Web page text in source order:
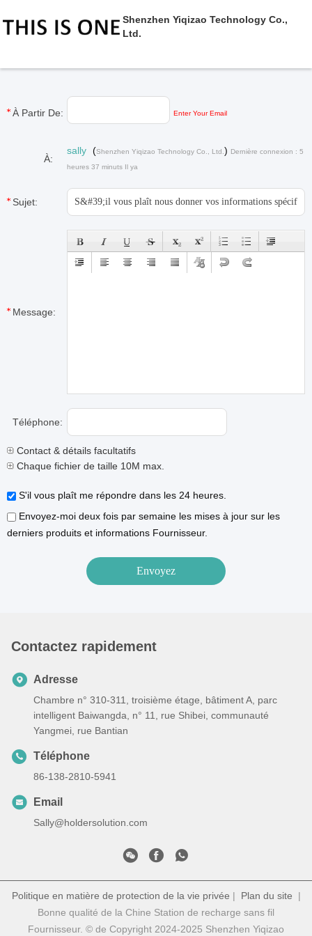
Shenzhen Yiqizao Technology Co.,
Ltd.
À Partir De: Enter Your Email
À:
sally (Shenzhen Yiqizao Technology Co., Ltd. ) Dernière connexion : 5
heures 37 minuts Il ya
Sujet:
Message:
Téléphone:
Contact & détails facultatifs
Chaque fichier de taille 10M max.
S'il vous plaît me répondre dans les 24 heures.
Envoyez-moi deux fois par semaine les mises à jour sur les
derniers produits et informations Fournisseur.
Contactez rapidement
Adresse
Chambre n° 310-311, troisième étage, bâtiment A, parc
intelligent Baiwangda, n° 11, rue Shibei, communauté
Yangmei, rue Bantian
Téléphone
86-138-2810-5941
Email
Sally@holdersolution.com
Politique en matière de protection de la vie privée | Plan du site |
Bonne qualité de la Chine Station de recharge sans fil
Fournisseur. © de Copyright 2024-2025 Shenzhen Yiqizao